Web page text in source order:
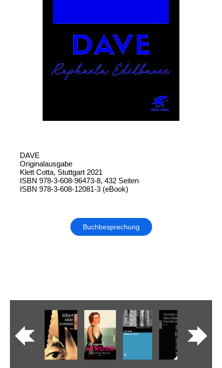
DAVE
Originalausgabe
Klett Cotta, Stuttgart 2021
ISBN 978-3-608-96473-8, 432 Seiten
ISBN 978-3-608-12081-3 (eBook)
Buchbesprechung